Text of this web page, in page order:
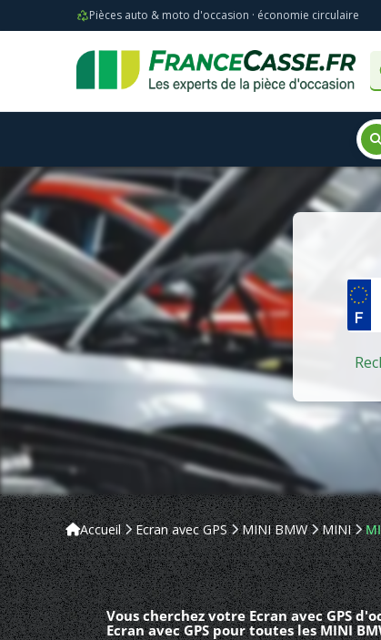
Pièces auto & moto d'occasion · économie circulaire
Accueil Ecran avec GPS MINI BMW MINI
Vous cherchez votre Ecran avec GPS
Ecran avec GPS pour toutes les MINI